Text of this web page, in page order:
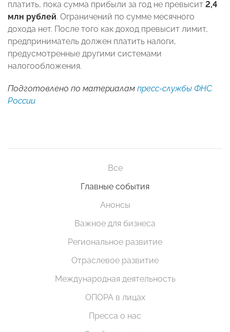
платить, пока сумма прибыли за год не превысит 2,4
млн рублей. Ограничений по сумме месячного
дохода нет. После того как доход превысит лимит,
предприниматель должен платить налоги,
предусмотренные другими системами
налогообложения.
Подготовлено по материалам пресс-службы ФНС
России
Все
Главные события
Анонсы
Важное для бизнеса
Региональное развитие
Отраслевое развитие
Международная деятельность
ОПОРА в лицах
Пресса о нас